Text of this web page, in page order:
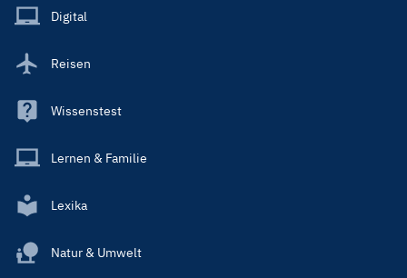
Main
Digital
Reisen
Wissenstest
Lernen & Familie
Lexika
Natur & Umwelt